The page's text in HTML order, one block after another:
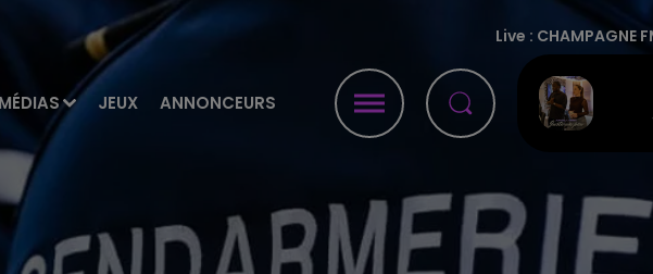
MÉDIAS JEUX ANNONCEURS
Live : CHAMPAGNE